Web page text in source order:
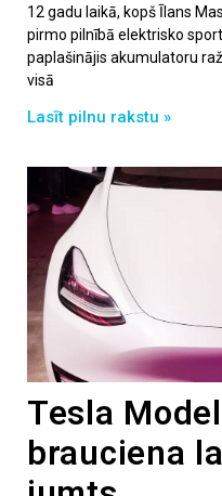
12 gadu laikā, kopš Īlans
pirmo pilnībā elektrisko
paplašinājis akumulatoru
visā
Lasīt pilnu rakstu »
Tesla
brauciena